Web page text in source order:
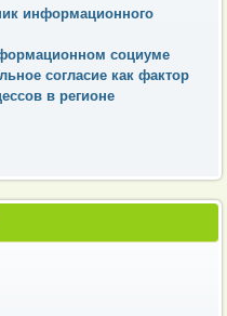
информационного
социуме
согласие как фактор
в регионе